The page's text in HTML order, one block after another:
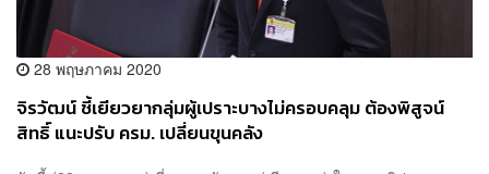
28 พฤษภาคม 2020
จิรวัฒน์ ชี้เยียวยากลุ่มผู้เปราะบางไม่ครอบคลุม ต้องพิสูจน์
สิทธิ์ แนะปรับ ครม. เปลี่ยนขุนคลัง